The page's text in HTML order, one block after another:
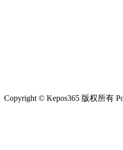
Copyright © Kepos365 版权所有